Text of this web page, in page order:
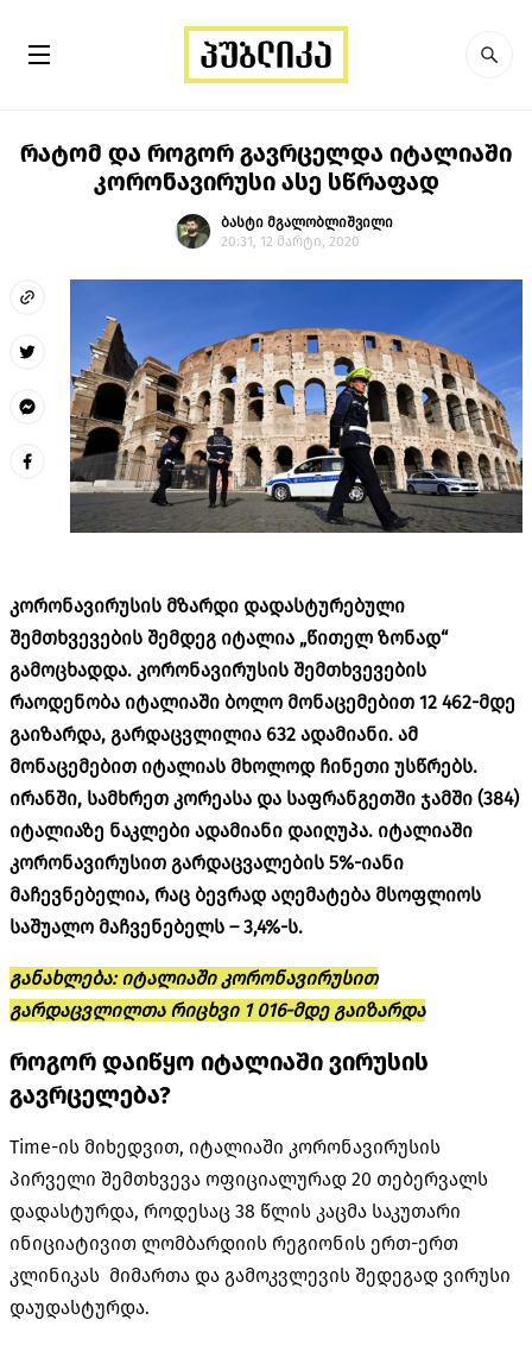
რატომ და როგორ გავრცელდა იტალიაში
კორონავირუსი ასე სწრაფად
ბასტი მგალობლიშვილი
20:31, 12 მარტი, 2020
კორონავირუსის მზარდი დადასტურებული
შემთხვევების შემდეგ იტალია „წითელ ზონად“
გამოცხადდა. კორონავირუსის შემთხვევების
რაოდენობა იტალიაში ბოლო მონაცემებით 12 462-მდე
გაიზარდა, გარდაცვლილია 632 ადამიანი. ამ
მონაცემებით იტალიას მხოლოდ ჩინეთი უსწრებს.
ირანში, სამხრეთ კორეასა და საფრანგეთში ჯამში (384)
იტალიაზე ნაკლები ადამიანი დაიღუპა. იტალიაში
კორონავირუსით გარდაცვალების 5%-იანი
მაჩევნებელია, რაც ბევრად აღემატება მსოფლიოს
საშუალო მაჩვენებელს – 3,4%-ს.
განახლება: იტალიაში კორონავირუსით
გარდაცვლილთა რიცხვი 1 016-მდე გაიზარდა
როგორ დაიწყო იტალიაში ვირუსის
გავრცელება?
Time-ის მიხედვით, იტალიაში კორონავირუსის
პირველი შემთხვევა ოფიციალურად 20 თებერვალს
დადასტურდა, როდესაც 38 წლის კაცმა საკუთარი
ინიციატივით ლომბარდიის რეგიონის ერთ-ერთ
კლინიკას მიმართა და გამოკვლევის შედეგად ვირუსი
დაუდასტურდა.